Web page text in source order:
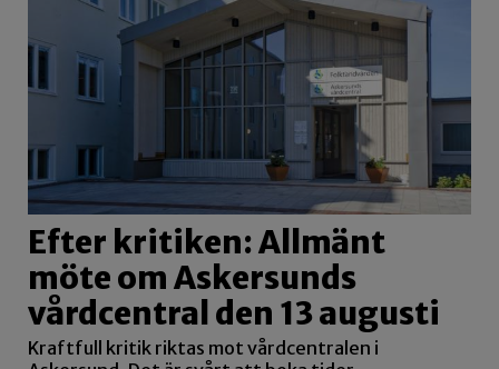
Efter kritiken: Allmänt
möte om Askersunds
vårdcentral den 13 augusti
Kraftfull kritik riktas mot vårdcentralen i